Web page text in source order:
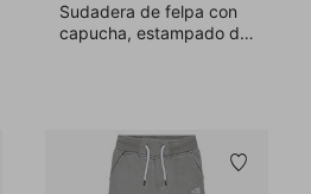
Sudadera de felpa con
capucha, estampado de
de deseos Lista